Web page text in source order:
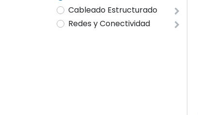
Cableado Estructurado
Redes y Conectividad